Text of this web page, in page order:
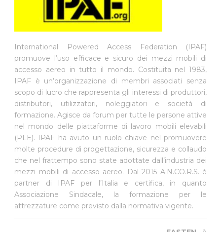
International Powered Access Federation (IPAF)
promuove l’uso efficace e sicuro dei mezzi mobili di
accesso aereo in tutto il mondo. Costituita nel 1983,
IPAF è un’organizzazione di membri associati senza
scopo di lucro che rappresenta gli interessi di produttori,
distributori, utilizzatori, noleggiatori e società di
formazione. Agisce da forum per tutte le persone attive
nel mondo delle piattaforme di lavoro mobili elevabili
(PLE). IPAF ha avuto un ruolo chiave nel promuovere
molte procedure di progettazione, sicurezza e collaudo
che nel frattempo sono state adottate dall’industria dei
mezzi mobili di accesso aereo. Dal 2015 A.N.CO.R.S. è
partner di IPAF per l’Italia e certifica, in quanto
Associazione Sindacale, la formazione per le
attrezzature come previsto dalla normativa vigente.